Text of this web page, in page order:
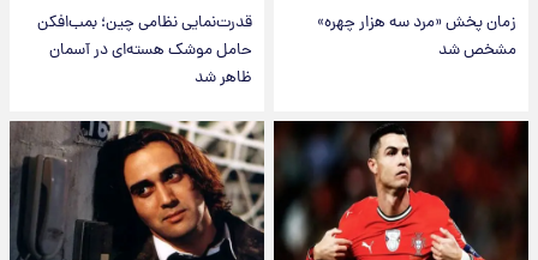
زمان پخش «مرد سه هزار چهره»
مشخص شد
قدرت‌نمایی نظامی چین؛ بمب‌افکن
حامل موشک هسته‌ای در آسمان
ظاهر شد